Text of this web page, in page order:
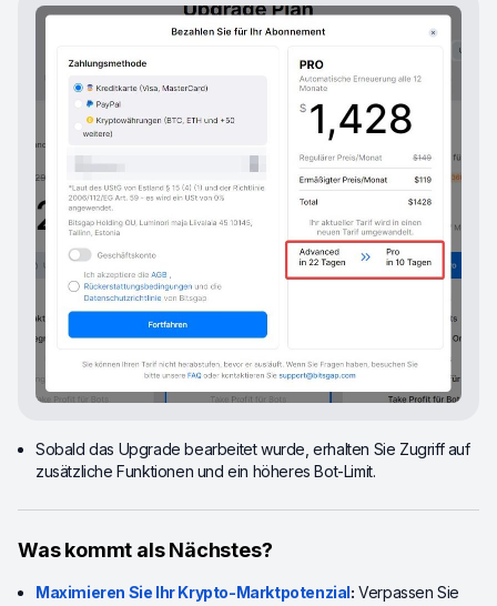
Sobald das Upgrade bearbeitet wurde, erhalten Sie Zugriff auf
zusätzliche Funktionen und ein höheres Bot-Limit.
Was kommt als Nächstes?
Maximieren Sie Ihr Krypto-Marktpotenzial : Verpassen Sie